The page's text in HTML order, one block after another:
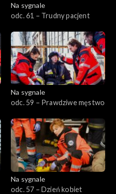
Na sygnale
odc. 61 – Trudny pacjent
Na sygnale
odc. 59 – Prawdziwe męstwo
Na sygnale
odc. 57 – Dzień kobiet